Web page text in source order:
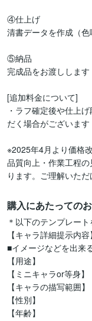
④仕上げ
清書データを作成（色
⑤納品
完成品をお渡しします
[追加料金について]
・ラフ確定後や仕上
だく場合がございます
※2025年4月より価格
品質向上・作業工程
ります。ご理解いただ
購入にあたっての
＊以下のテンプレー
【キャラ詳細提示内容
■イメージなどを出来
【用途】
【ミニキャラor等身】
【キャラの描写範囲】
【性別】
【年齢】